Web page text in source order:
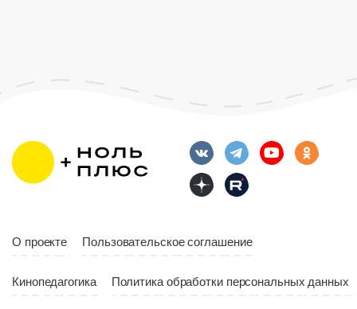
О проекте Пользовательское соглашение
Кинопедагогика Политика обработки персональных данных